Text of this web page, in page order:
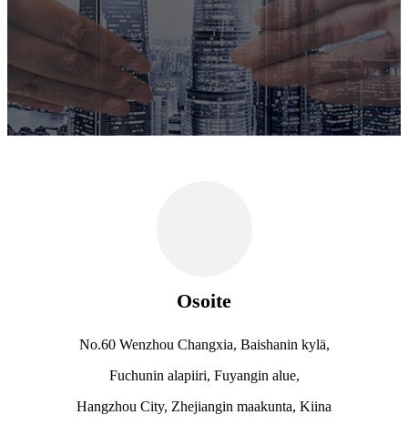
Osoite
No.60 Wenzhou Changxia, Baishanin kylä,
Fuchunin alapiiri, Fuyangin alue,
Hangzhou City, Zhejiangin maakunta, Kiina